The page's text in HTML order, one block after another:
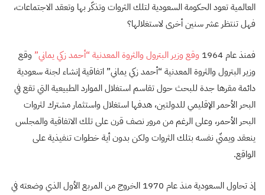
العالمية تعود الحكومة السعودية لتلك الثروات وتذكّر بها وتعقد الاجتماعات،
فهل تنتظر عشر سنين أخرى لاستغلالها؟
فمنذ عام وقع وزير البترول والثروة المعدنية “أحمد زكي يماني” وقع
وزير البترول والثروة المعدنية “أحمد زكي يماني” اتفاقية إنشاء لجنة سعودية
دائمة مقرها جدة للبحث حول تقاسم استغلال الموارد الطبيعية التي تقع في
البحر الأحمر الإقليمي للدولتين، هدفها استغلال واستثمار مشترك لثروات
البحر الأحمر، وعلى الرغم من مرور نصف قرن على تلك الاتفاقية والمجلس
ينعقد ويمنّي نفسه بتلك الثروات ولكن بدون أية خطوات تنفيذية على
الواقع.
إذ تحاول السعودية منذ عام 1970 الخروج من المربع الأول الذي وضعته في